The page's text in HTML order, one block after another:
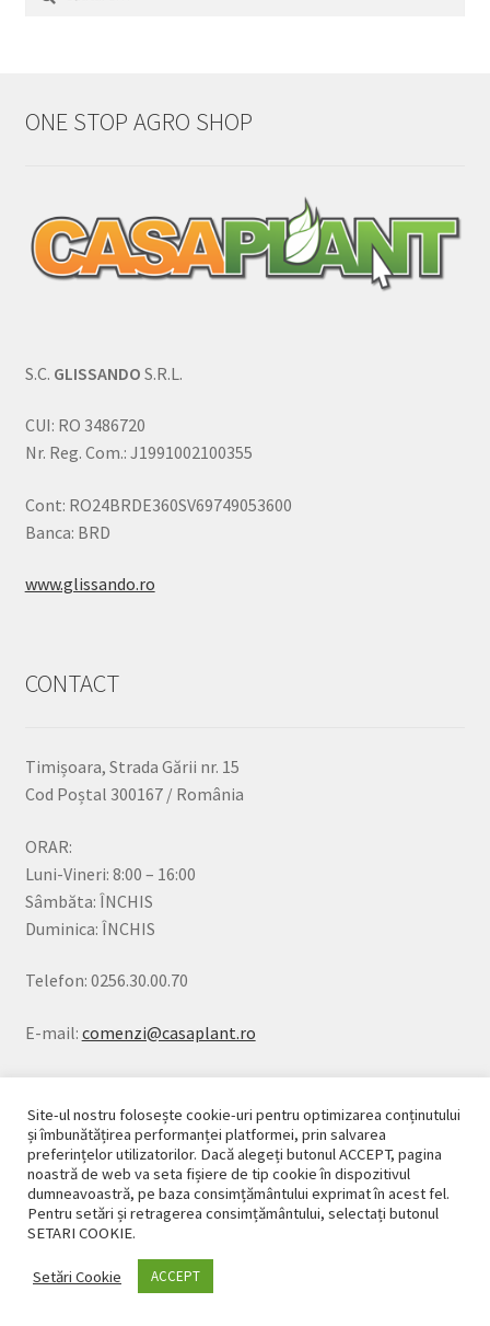
ONE STOP AGRO SHOP
S.C. GLISSANDO S.R.L.
CUI: RO 3486720
Nr. Reg. Com.: J1991002100355
Cont: RO24BRDE360SV69749053600
Banca: BRD
www.glissando.ro
CONTACT
Timișoara, Strada Gării nr. 15
Cod Poștal 300167 / România
ORAR:
Luni-Vineri: 8:00 – 16:00
Sâmbăta: ÎNCHIS
Duminica: ÎNCHIS
Telefon: 0256.30.00.70
E-mail: comenzi@casaplant.ro
Comenzile plasate după ora 14, vor fi procesate în
următoarea zi lucrătoare.
INFORMAȚII UTILE
Site-ul nostru folosește cookie-uri pentru optimizarea conținutului
și îmbunătățirea performanței platformei, prin salvarea
preferințelor utilizatorilor. Dacă alegeți butonul ACCEPT, pagina
noastră de web va seta fișiere de tip cookie în dispozitivul
dumneavoastră, pe baza consimțământului exprimat în acest fel.
Pentru setări și retragerea consimțământului, selectați butonul
SETARI COOKIE.
Setări Cookie ACCEPT